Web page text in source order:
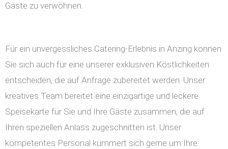
Gäste zu verwöhnen.
Für ein unvergessliches Catering-Erlebnis in Anzing können
Sie sich auch für eine unserer exklusiven Köstlichkeiten
entscheiden, die auf Anfrage zubereitet werden. Unser
kreatives Team bereitet eine einzigartige und leckere
Speisekarte für Sie und Ihre Gäste zusammen, die auf
Ihren speziellen Anlass zugeschnitten ist. Unser
kompetentes Personal kümmert sich gerne um Ihre